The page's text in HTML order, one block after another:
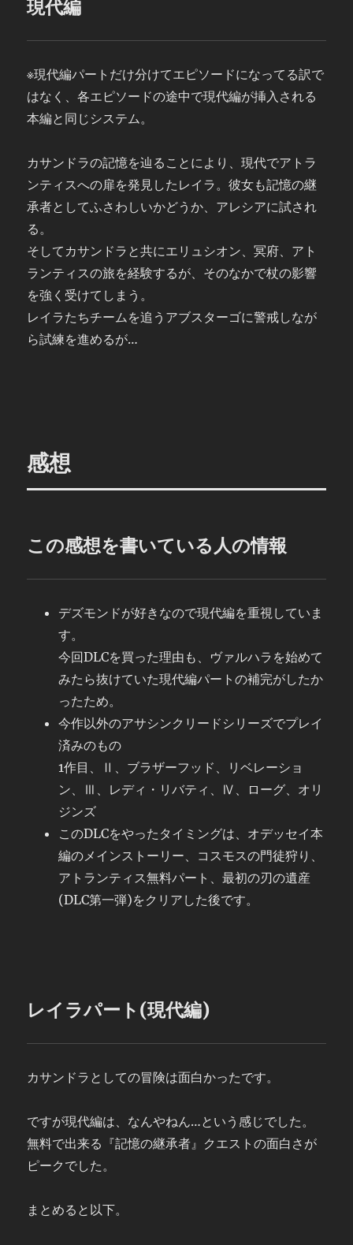
現代編
※現代編パートだけ分けてエピソードになってる訳で
はなく、各エピソードの途中で現代編が挿入される
本編と同じシステム。
カサンドラの記憶を辿ることにより、現代でアトラ
ンティスへの扉を発見したレイラ。彼女も記憶の継
承者としてふさわしいかどうか、アレシアに試され
る。
そしてカサンドラと共にエリュシオン、冥府、アト
ランティスの旅を経験するが、そのなかで杖の影響
を強く受けてしまう。
レイラたちチームを追うアブスターゴに警戒しなが
ら試練を進めるが…
感想
この感想を書いている人の情報
デズモンドが好きなので現代編を重視していま
す。
今回DLCを買った理由も、ヴァルハラを始めて
みたら抜けていた現代編パートの補完がしたか
ったため。
今作以外のアサシンクリードシリーズでプレイ
済みのもの
1作目、Ⅱ、ブラザーフッド、リベレーショ
ン、Ⅲ、レディ・リバティ、Ⅳ、ローグ、オリ
ジンズ
このDLCをやったタイミングは、オデッセイ本
編のメインストーリー、コスモスの門徒狩り、
アトランティス無料パート、最初の刃の遺産
(DLC第一弾)をクリアした後です。
レイラパート(現代編)
カサンドラとしての冒険は面白かったです。
ですが現代編は、なんやねん…という感じでした。
無料で出来る『記憶の継承者』クエストの面白さが
ピークでした。
まとめると以下。